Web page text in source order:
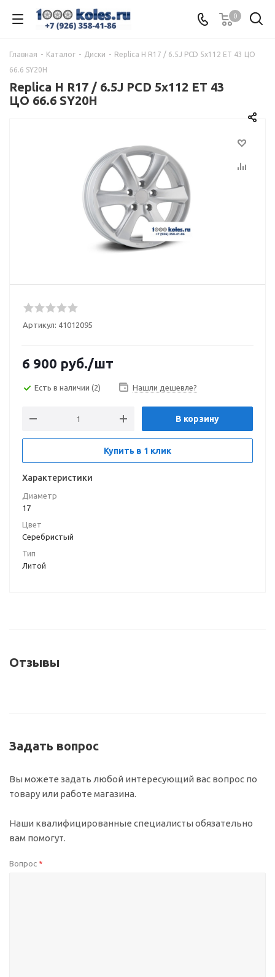
0
Главная - Каталог - Диски - Replica H R17 / 6.5J PCD 5x112 ЕТ 43 ЦО
66.6 SY20H
Replica H R17 / 6.5J PCD 5x112 ЕТ 43
ЦО 66.6 SY20H
Артикул: 41012095
6 900 руб./шт
Есть в наличии (2) Нашли дешевле?
В корзину
Купить в 1 клик
Характеристики
Диаметр
17
Цвет
Серебристый
Тип
Литой
Отзывы
Задать вопрос
Вы можете задать любой интересующий вас вопрос по
товару или работе магазина.
Наши квалифицированные специалисты обязательно
вам помогут.
Вопрос *